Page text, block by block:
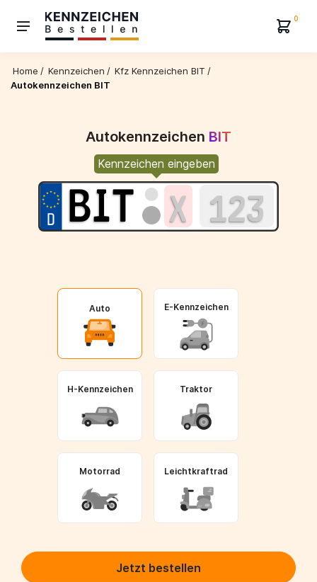
0
Home / Kennzeichen / Kfz Kennzeichen BIT /
Autokennzeichen BIT
Autokennzeichen BIT
Kennzeichen eingeben
Auto E-Kennzeichen
H-Kennzeichen Traktor
Motorrad Leichtkraftrad
Jetzt bestellen